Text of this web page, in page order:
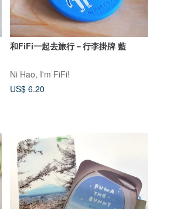
和FiFi一起去旅行－行李掛牌 藍
Ni Hao, I'm FiFi!
US$ 6.20